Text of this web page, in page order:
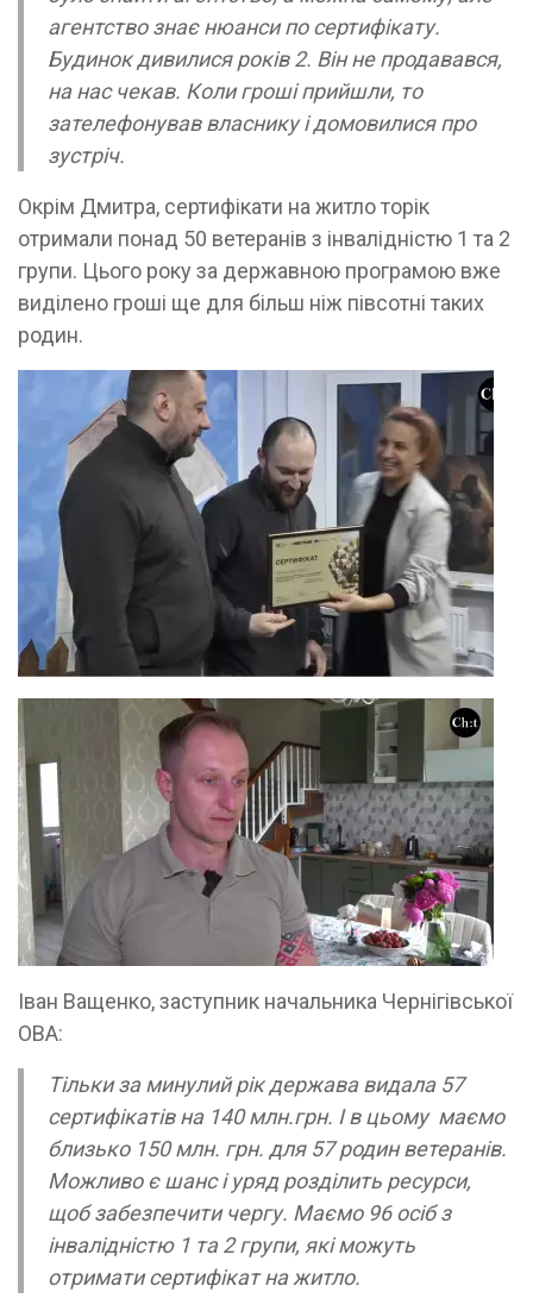
агентство знає нюанси по сертифікату.
Будинок дивилися років 2. Він не продавався,
на нас чекав. Коли гроші прийшли, то
зателефонував власнику і домовилися про
зустріч.
Окрім Дмитра, сертифікати на житло торік
отримали понад 50 ветеранів з інвалідністю 1 та 2
групи. Цього року за державною програмою вже
виділено гроші ще для більш ніж півсотні таких
родин.
Іван Ващенко, заступник начальника Чернігівської
ОВА:
Тільки за минулий рік держава видала 57
сертифікатів на 140 млн.грн. І в цьому маємо
близько 150 млн. грн. для 57 родин ветеранів.
Можливо є шанс і уряд розділить ресурси,
щоб забезпечити чергу. Маємо 96 осіб з
інвалідністю 1 та 2 групи, які можуть
отримати сертифікат на житло.